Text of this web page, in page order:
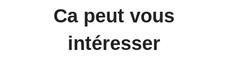
Ca peut vous
intéresser